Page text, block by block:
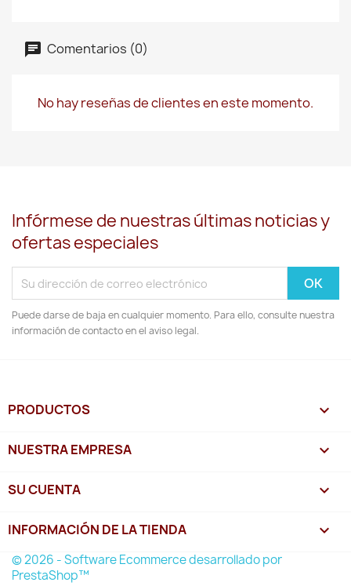
Comentarios (0)
No hay reseñas de clientes en este momento.
Infórmese de nuestras últimas noticias y
ofertas especiales
Puede darse de baja en cualquier momento. Para ello, consulte nuestra
información de contacto en el aviso legal.
PRODUCTOS 
NUESTRA EMPRESA 
SU CUENTA 
INFORMACIÓN DE LA TIENDA keyboard_arrow_down
© 2026 - Software Ecommerce desarrollado por
PrestaShop™